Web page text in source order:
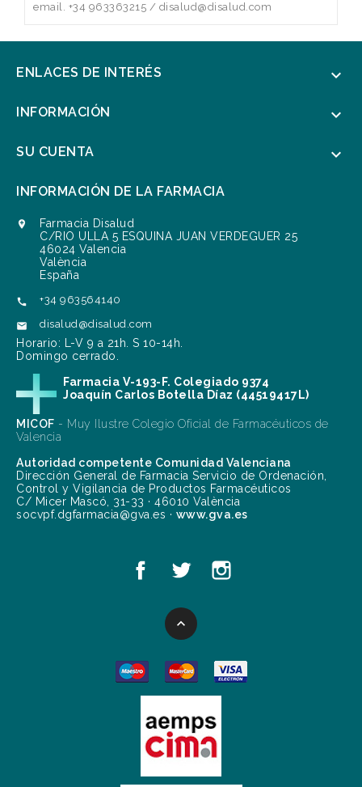
email. +34 963363215 / disalud@disalud.com
ENLACES DE INTERÉS 
INFORMACIÓN 
SU CUENTA 
INFORMACIÓN DE LA FARMACIA

Farmacia Disalud
C/RIO ULLA 5 ESQUINA JUAN VERDEGUER 25
46024 Valencia
València
España
 +34 963564140
 disalud@disalud.com
Horario: L-V 9 a 21h. S 10-14h.
Domingo cerrado.
Farmacia V-193-F. Colegiado 9374
Joaquín Carlos Botella Díaz (44519417L)
MICOF - Muy Ilustre Colegio Oficial de Farmacéuticos de
Valencia
Autoridad competente Comunidad Valenciana
Dirección General de Farmacia Servicio de Ordenación,
Control y Vigilancia de Productos Farmacéuticos
C/ Micer Mascó, 31-33 · 46010 València
socvpf.dgfarmacia@gva.es · www.gva.es
